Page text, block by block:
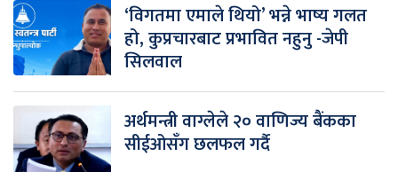
‘विगतमा एमाले थियो’ भन्ने भाष्य गलत
हो, कुप्रचारबाट प्रभावित नहुनु -जेपी
सिलवाल
अर्थमन्त्री वाग्लेले २० वाणिज्य बैंकका
सीईओसँग छलफल गर्दै